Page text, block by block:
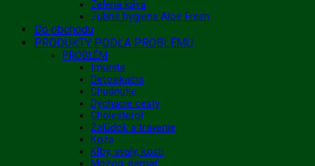
Zelená káva
Zubná hygiena Aloe Fresh
Do obchodu
PRODUKTY PODĽA PROBLÉMU
PROBLÉM
Imunita
Detoxikácia
Chudnutie
Dýchacie cesty
Cholesterol
Žalúdok a trávenie
Koža
Kĺby, svaly, kosti
Mozog, pamäť